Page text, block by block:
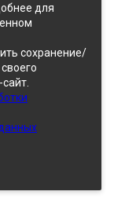
для
сохранение/